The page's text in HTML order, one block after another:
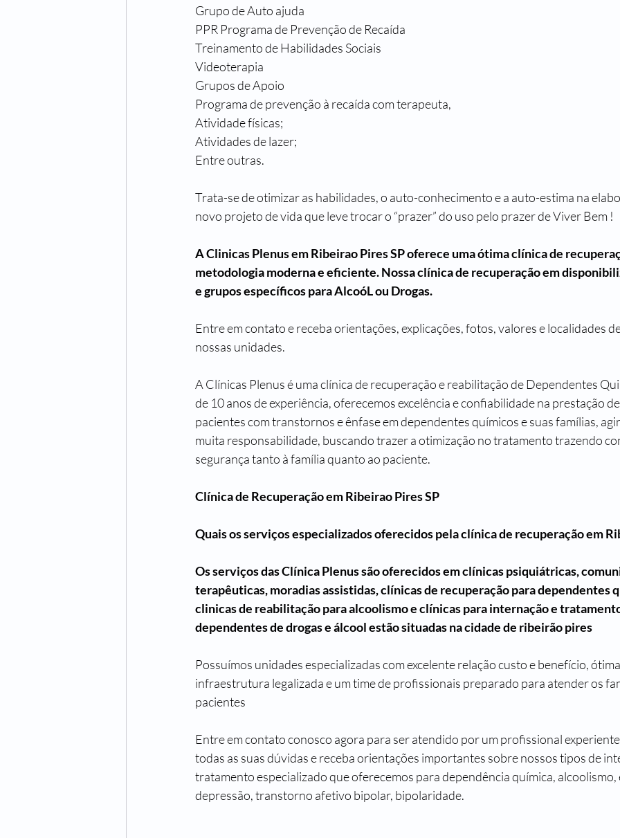
Grupo de Auto ajuda
PPR Programa de Prevenção de Recaída
Treinamento de Habilidades Sociais
Videoterapia
Grupos de Apoio
Programa de prevenção à recaída com terapeuta,
Atividade físicas;
Atividades de lazer;
Entre outras.
Trata-se de otimizar as habilidades, o auto-conhecimento e a auto-estima na
novo projeto de vida que leve trocar o “prazer” do uso pelo prazer de Viver Bem !
A Clinicas Plenus em Ribeirao Pires SP oferece uma ótima clínica de
metodologia moderna e eficiente. Nossa clínica de recuperação em
e grupos específicos para AlcoóL ou Drogas.
Entre em contato e receba orientações, explicações, fotos, valores e localidades
nossas unidades.
A Clínicas Plenus é uma clínica de recuperação e reabilitação de Dependentes
de 10 anos de experiência, oferecemos excelência e confiabilidade na prestação
pacientes com transtornos e ênfase em dependentes químicos e suas famílias,
muita responsabilidade, buscando trazer a otimização no tratamento trazendo
segurança tanto à família quanto ao paciente.
Clínica de Recuperação em Ribeirao Pires SP
Quais os serviços especializados oferecidos pela clínica de recuperação em
Os serviços das Clínica Plenus são oferecidos em clínicas psiquiátricas,
terapêuticas, moradias assistidas, clínicas de recuperação para dependentes
clinicas de reabilitação para alcoolismo e clínicas para internação e
dependentes de drogas e álcool estão situadas na cidade de ribeirão pires
Possuímos unidades especializadas com excelente relação custo e benefício,
infraestrutura legalizada e um time de profissionais preparado para atender os
pacientes
Entre em contato conosco agora para ser atendido por um profissional
todas as suas dúvidas e receba orientações importantes sobre nossos tipos de
tratamento especializado que oferecemos para dependência química,
depressão, transtorno afetivo bipolar, bipolaridade.